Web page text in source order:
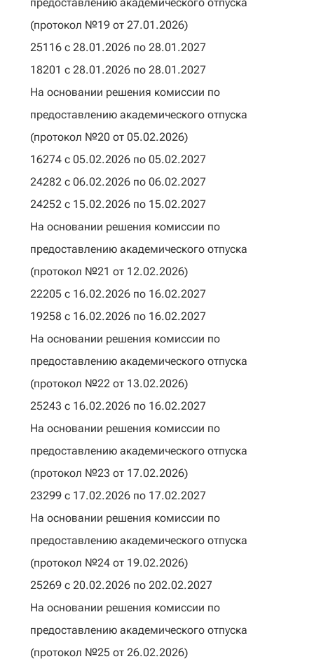
(протокол №19 от 27.01.2026)
25116 с 28.01.2026 по 28.01.2027
18201 с 28.01.2026 по 28.01.2027
На основании решения комиссии по
предоставлению академического отпуска
(протокол №20 от 05.02.2026)
16274 с 05.02.2026 по 05.02.2027
24282 с 06.02.2026 по 06.02.2027
24252 с 15.02.2026 по 15.02.2027
На основании решения комиссии по
предоставлению академического отпуска
(протокол №21 от 12.02.2026)
22205 с 16.02.2026 по 16.02.2027
19258 с 16.02.2026 по 16.02.2027
На основании решения комиссии по
предоставлению академического отпуска
(протокол №22 от 13.02.2026)
25243 с 16.02.2026 по 16.02.2027
На основании решения комиссии по
предоставлению академического отпуска
(протокол №23 от 17.02.2026)
23299 с 17.02.2026 по 17.02.2027
На основании решения комиссии по
предоставлению академического отпуска
(протокол №24 от 19.02.2026)
25269 с 20.02.2026 по 202.02.2027
На основании решения комиссии по
предоставлению академического отпуска
(протокол №25 от 26.02.2026)